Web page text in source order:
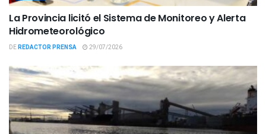
La Provincia licitó el Sistema de Monitoreo y Alerta
Hidrometeorológico
DEREDACTOR PRENSA 29/07/2026